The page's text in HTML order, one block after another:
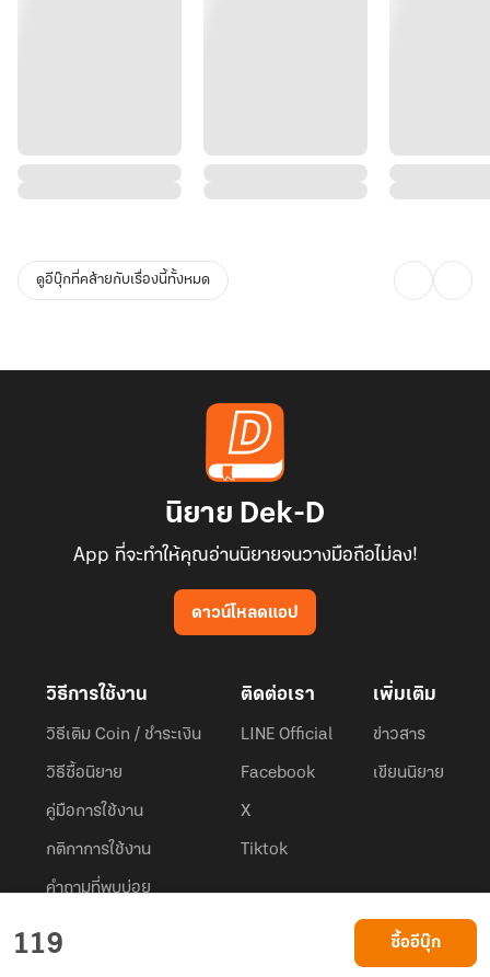
119 ซื้ออีบุ๊ก
ดูอีบุ๊กที่คล้ายกับเรื่องนี้ทั้งหมด
นิยาย Dek-D
App ที่จะทำให้คุณอ่านนิยายจนวางมือถือไม่ลง!
ดาวน์โหลดแอป
วิธีการใช้งาน
วิธีเติม Coin / ชำระเงิน
วิธีซื้อนิยาย
คู่มือการใช้งาน
กติกาการใช้งาน
คำถามที่พบบ่อย
ติดต่อเรา
LINE Official
Facebook
X
Tiktok
เพิ่มเติม
ข่าวสาร
เขียนนิยาย
© 2026 Privacy Policy
Dek-D.com ใช้คุกกี้เพื่อพัฒนาประสบการณ์ของ ผู้ใช้ให้ดียิ่งขึ้น
เรียนรู้เพิ่มเติมที่นี่
ยอมรับ